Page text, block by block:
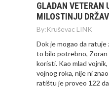
GLADAN VETERAN
MILOSTINJU
By:Kruševac LINK
Dok je mogao da ratuje
to bilo potrebno,
koristi. Kao mlad
vojnog roka, nije ni
ratištu je proveo 122